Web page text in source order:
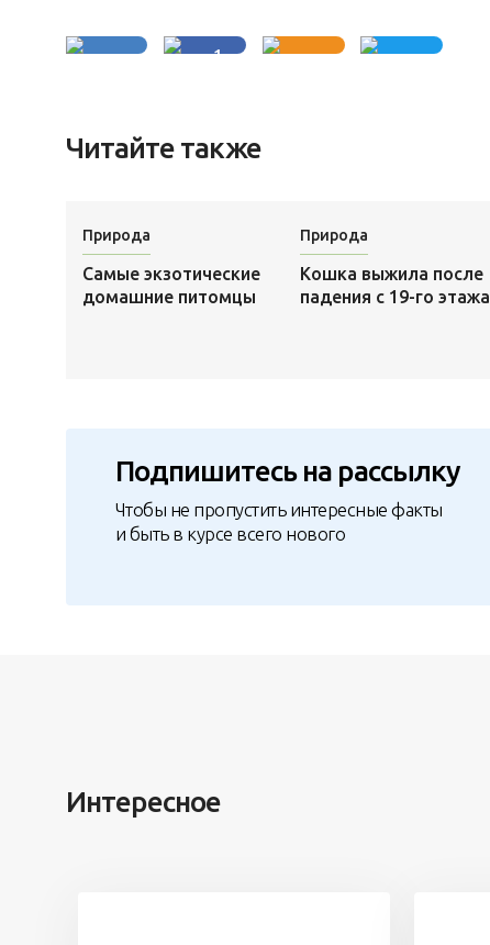
1
Читайте также
Природа
Самые экзотические
домашние питомцы
Природа
Кошка выжила после
падения с 19-го этажа
Подпишитесь на рассылку
Чтобы не пропустить интересные факты
и быть в курсе всего нового
Интересное